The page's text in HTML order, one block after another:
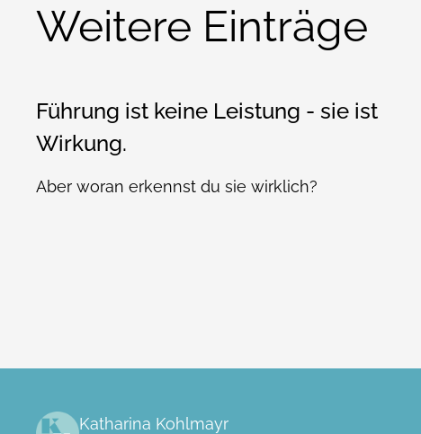
Weitere Einträge
Führung ist keine Leistung - sie ist
Wirkung.
Aber woran erkennst du sie wirklich?
Katharina Kohlmayr